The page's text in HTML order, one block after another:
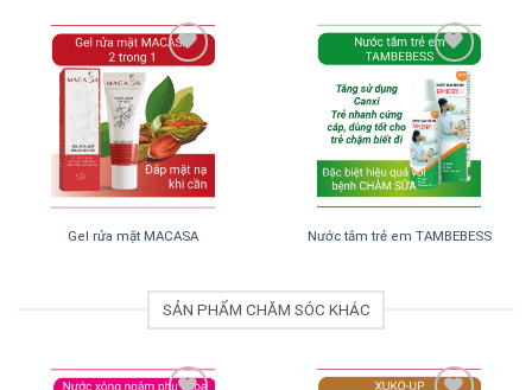
Add to
Wishlist
Gel rửa mặt MACASA
Add to
Wishlist
Nước tắm trẻ em TAMBEBESS
SẢN PHẨM CHĂM SÓC KHÁC